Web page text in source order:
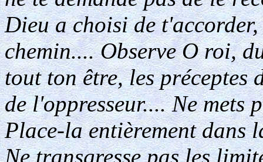
Dieu a choisi de
chemin.... Observe O roi,
tout ton être, les préceptes
de l'oppresseur.... Ne mets
Place-la entièrement dans
Ne transgresse pas les